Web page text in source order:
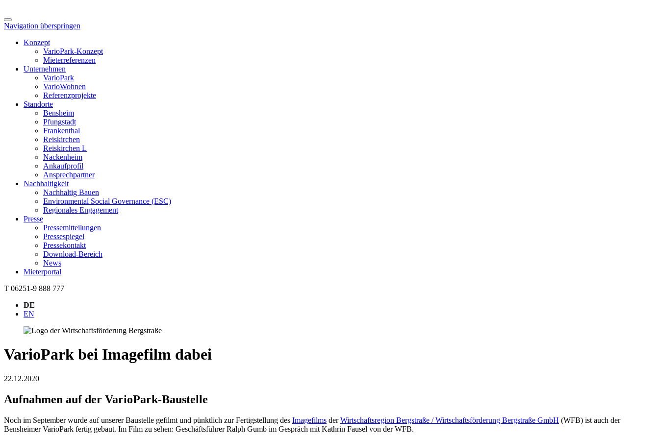
Navigation überspringen
Konzept
VarioPark-Konzept
Mieterreferenzen
Unternehmen
VarioPark
VarioWohnen
Referenzprojekte
Standorte
Bensheim
Pfungstadt
Frankenthal
Reiskirchen
Reiskirchen L
Nackenheim
Ankaufprofil
Ansprechpartner
Nachhaltigkeit
Nachhaltig Bauen
Environmental Social Governance (ESC)
Regionales Engagement
Presse
Pressemitteilungen
Pressespiegel
Pressekontakt
Download-Bereich
News
Mieterportal
T 06251-9 888 777
DE
EN
VarioPark bei Imagefilm dabei
22.12.2020
Aufnahmen auf der VarioPark-Baustelle
Noch im September wurde auf unserer Baustelle gefilmt und pünktlich zur Fertigstellung des Imagefilms derWirtschaftsregion Bergstraße / Wirtschaftsförderung Bergstraße GmbH (WFB) ist auch der
Bensheimer VarioPark fertig gebaut. Im Film zu sehen: Geschäftsführer Ralph Gumb im Gespräch mit Kathrin Fausel von der WFB.